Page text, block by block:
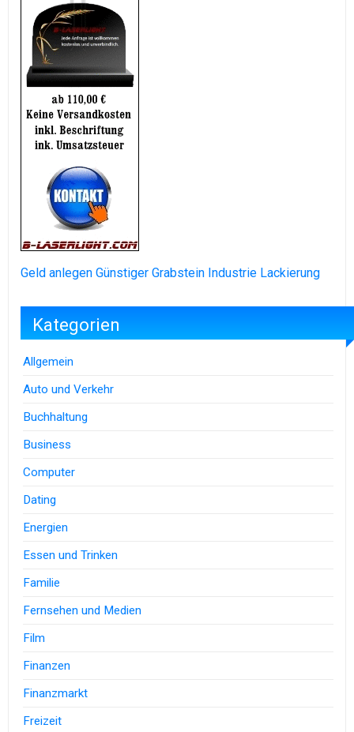
Geld anlegen Günstiger Grabstein Industrie Lackierung
Kategorien
Allgemein
Auto und Verkehr
Buchhaltung
Business
Computer
Dating
Energien
Essen und Trinken
Familie
Fernsehen und Medien
Film
Finanzen
Finanzmarkt
Freizeit